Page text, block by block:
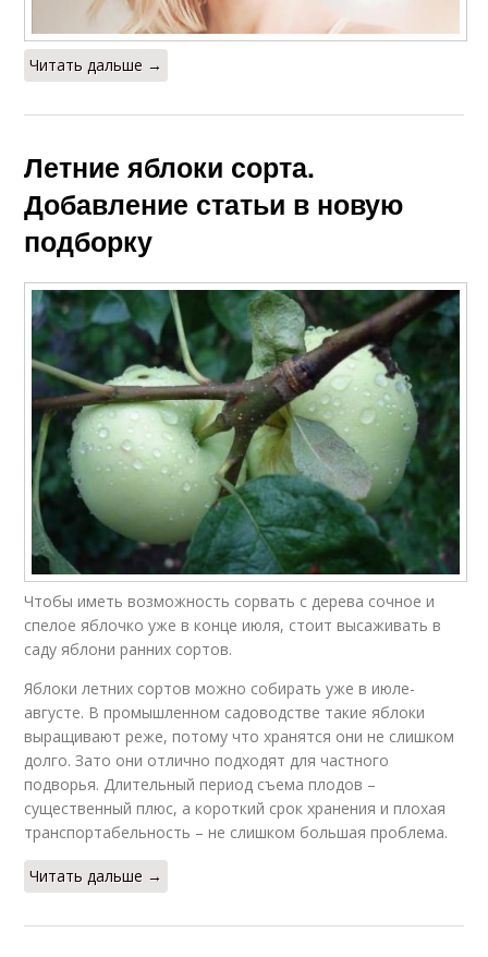
Читать дальше →
Летние яблоки сорта.
Добавление статьи в новую
подборку
Чтобы иметь возможность сорвать с дерева сочное и
спелое яблочко уже в конце июля, стоит высаживать в
саду яблони ранних сортов.
Яблоки летних сортов можно собирать уже в июле-
августе. В промышленном садоводстве такие яблоки
выращивают реже, потому что хранятся они не слишком
долго. Зато они отлично подходят для частного
подворья. Длительный период съема плодов –
существенный плюс, а короткий срок хранения и плохая
транспортабельность – не слишком большая проблема.
Читать дальше →